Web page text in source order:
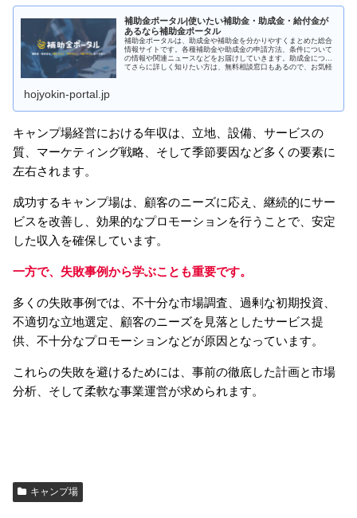
補助金ポータル|使いたい補助金・助成金・給付金が
あるなら補助金ポータル
補助金ポータルは、助成金や補助金を分かりやすくまとめた総合
情報サイトです。各種補助金や助成金の申請方法、条件について
の情報や関連ニュースなどをお届けしていきます。助成金につい
てさらに詳しく知りたい方は、無料相談窓口もあるので、お気軽
hojyokin-portal.jp
キャンプ場経営における年収は、立地、設備、サービスの
質、マーケティング戦略、そして季節要因など多くの要素に
左右されます。
成功するキャンプ場は、顧客のニーズに応え、継続的にサー
ビスを改善し、効果的なプロモーションを行うことで、安定
した収入を確保しています。
一方で、失敗事例から学ぶことも重要です。
多くの失敗事例では、不十分な市場調査、過剰な初期投資、
不適切な立地選定、顧客のニーズを見落としたサービス提
供、不十分なプロモーションなどが原因となっています。
これらの失敗を避けるためには、事前の徹底した計画と市場
分析、そして柔軟な事業運営が求められます。
キャンプ場